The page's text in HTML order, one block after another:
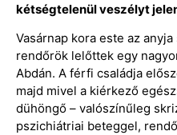
kétségtelenül veszélyt
Vasárnap kora este az
rendőrök lelőttek egy
Abdán. A férfi családja
majd mivel a kiérkező
dühöngő – valószínűleg
pszichiátriai beteggel,